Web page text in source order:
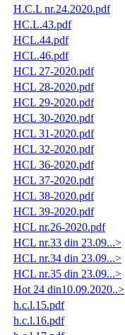
H.C.L nr.24.2020.pdf
HC.L.43.pdf
HCL.44.pdf
HCL.46.pdf
HCL 27-2020.pdf
HCL 28-2020.pdf
HCL 29-2020.pdf
HCL 30-2020.pdf
HCL 31-2020.pdf
HCL 32-2020.pdf
HCL 36-2020.pdf
HCL 37-2020.pdf
HCL 38-2020.pdf
HCL 39-2020.pdf
HCL nr.26-2020.pdf
HCL nr.33 din 23.09...>
HCL nr.34 din 23.09...>
HCL nr.35 din 23.09...>
Hot 24 din10.09.2020..>
h.c.l.15.pdf
h.c.l.16.pdf